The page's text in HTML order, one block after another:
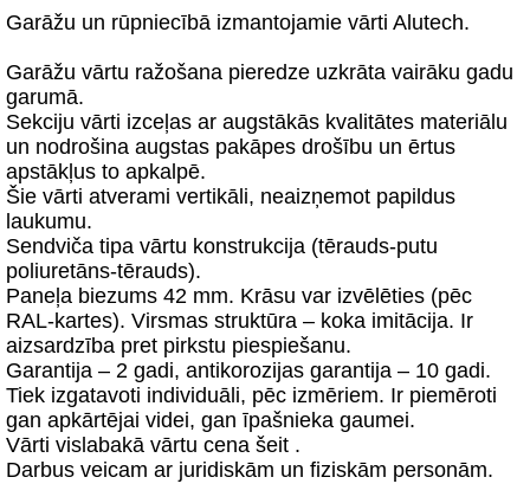
Garāžu un rūpniecībā izmantojamie vārti Alutech.
Garāžu vārtu ražošana pieredze uzkrāta vairāku gadu
garumā.
Sekciju vārti izceļas ar augstākās kvalitātes materiālu
un nodrošina augstas pakāpes drošību un ērtus
apstākļus to apkalpē.
Šie vārti atverami vertikāli, neaizņemot papildus
laukumu.
Sendviča tipa vārtu konstrukcija (tērauds-putu
poliuretāns-tērauds).
Paneļa biezums 42 mm. Krāsu var izvēlēties (pēc
RAL-kartes). Virsmas struktūra – koka imitācija. Ir
aizsardzība pret pirkstu piespiešanu.
Garantija – 2 gadi, antikorozijas garantija – 10 gadi.
Tiek izgatavoti individuāli, pēc izmēriem. Ir piemēroti
gan apkārtējai videi, gan īpašnieka gaumei.
Vārti vislabakā vārtu cena šeit .
Darbus veicam ar juridiskām un fiziskām personām.